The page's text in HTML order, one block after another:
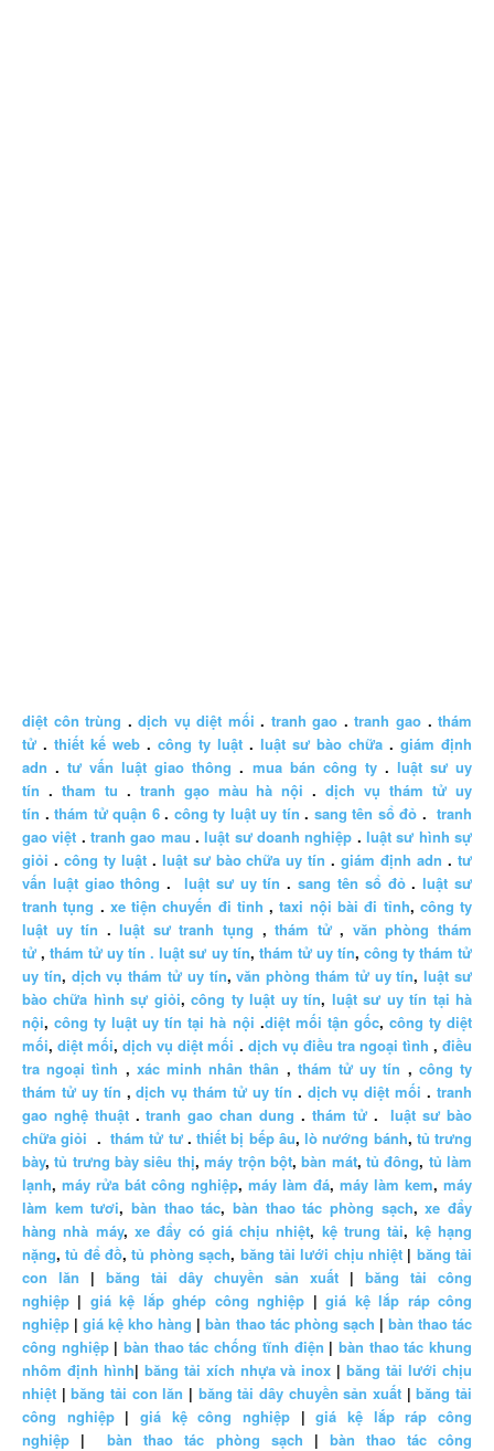
diệt côn trùng .dịch vụ diệt mối . tranh gao .tranh gao .thám
tử . thiết kế web . công ty luật . luật sư bào chữa . giám định
adn .tư vấn luật giao thông . mua bán công ty. luật sư uy
tín . tham tu . tranh gạo màu hà nội .dịch vụ thám tử uy
tín .thám tử quận 6. công ty luật uy tín . sang tên sổ đỏ .tranh
gao việt .tranh gao mau .luật sư doanh nghiệp .luật sư hình sự
giỏi . công ty luật. luật sư bào chữa uy tín .giám định adn .tư
vấn luật giao thông . luật sư uy tín .sang tên sổ đỏ.luật sư
tranh tụng . xe tiện chuyến đi tỉnh ,taxi nội bài đi tỉnh, công ty
luật uy tín .luật sư tranh tụng ,thám tử, văn phòng thám
tử ,thám tử uy tín . luật sư uy tín, thám tử uy tín, công ty thám tử
uy tín, dịch vụ thám tử uy tín,văn phòng thám tử uy tín,luật sư
bào chữa hình sự giỏi,công ty luật uy tín, luật sư uy tín tại hà
nội,công ty luật uy tín tại hà nội .diệt mối tận gốc, công ty diệt
mối,diệt mối,dịch vụ diệt mối . dịch vụ điều tra ngoại tình ,điều
tra ngoại tình , xác minh nhân thân , thám tử uy tín , công ty
thám tử uy tín ,dịch vụ thám tử uy tín . dịch vụ diệt mối .tranh
gao nghệ thuật.tranh gao chan dung . thám tử.luật sư bào
chữa giỏi .thám tử tư.thiết bị bếp âu,lò nướng bánh, tủ trưng
bày,tủ trưng bày siêu thị,máy trộn bột,bàn mát, tủ đông, tủ làm
lạnh, máy rửa bát công nghiệp, máy làm đá, máy làm kem, máy
làm kem tươi,bàn thao tác,bàn thao tác phòng sạch,xe đẩy
hàng nhà máy, xe đẩy có giá chịu nhiệt, kệ trung tải, kệ hạng
nặng,tủ để đồ,tủ phòng sạch, băng tải lưới chịu nhiệt| băng tải
con lăn | băng tải dây chuyền sản xuất | băng tải công
nghiệp | giá kệ lắp ghép công nghiệp |giá kệ lắp ráp công
nghiệp |giá kệ kho hàng |bàn thao tác phòng sạch | bàn thao tác
công nghiệp|bàn thao tác chống tĩnh điện | bàn thao tác khung
nhôm định hình| băng tải xích nhựa và inox |băng tải lưới chịu
nhiệt |băng tải con lăn | băng tải dây chuyền sản xuất |băng tải
công nghiệp|giá kệ công nghiệp |giá kệ lắp ráp công
nghiệp |bàn thao tác phòng sạch | bàn thao tác công